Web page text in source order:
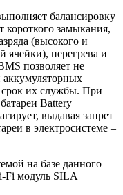
балансировку
короткого замыкания,
(высокого и
ячейки), перегрева и
позволяет не
аккумуляторных
срок их службы. При
Battery
выдавая запрет
в электросистеме –
на базе данного
Fi модуль SILA